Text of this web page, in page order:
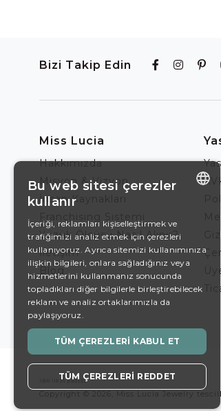
Bizi Takip Edin
Miss Lucia
Hakkımızda
Misyon & Vizyon
İnsan Kaynakları
Yüzük Ölçüsü Nasıl Alınır?
İletişim
Blog
Copyright © 2026, Miss Lucia Jewelry
DE
EN
SWEDISH
TURKISH
Bu web sitesi çerezler
kullanır
İçeriği, reklamları kişiselleştirmek ve
trafiğimizi analiz etmek için çerezleri
kullanıyoruz. Ayrıca sitemizi kullanımınıza
ilişkin bilgileri, onlara sağladığınız veya
hizmetlerini kullanmanız sonucunda
topladıkları diğer bilgilerle birleştirebilecek
reklam ve analiz ortaklarımızla da
paylaşıyoruz.
TÜM ÇEREZLERI KABUL ET
TÜM ÇEREZLERI REDDET